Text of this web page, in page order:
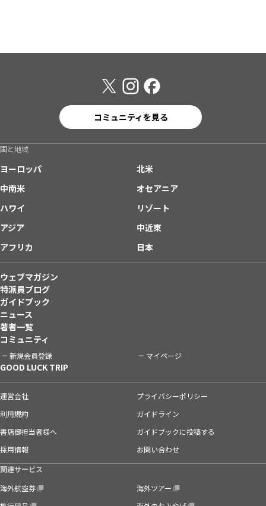
コミュニティを見る
国と地域
ヨーロッパ
北米
中南米
オセアニア
ハワイ
リゾート
アジア
中近東
アフリカ
日本
ウェブマガジン
特派員ブログ
ガイドブック
ニュース
著者一覧
コミュニティ
新規会員登録 マイページ
GOOD LUCK TRIP
運営会社
プライバシーポリシー
利用規約
ガイドライン
書店御担当者様へ
ガイドブックに投稿する
採用情報
お問い合わせ
関連サービス
海外航空券
海外ツアー